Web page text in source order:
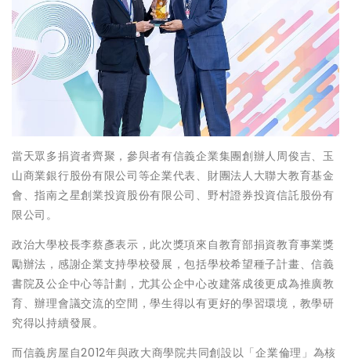
當天眾多捐資者齊聚，參與者有信義企業集團創辦人周俊吉、玉
山商業銀行股份有限公司等企業代表、財團法人大聯大教育基金
會、指南之星創業投資股份有限公司、野村證券投資信託股份有
限公司。
政治大學校長李蔡彥表示，此次獎項來自教育部捐資教育事業獎
勵辦法，感謝企業支持學校發展，包括學校希望種子計畫、信義
書院及公企中心等計劃，尤其公企中心改建落成後更成為推廣教
育、辦理會議交流的空間，學生得以有更好的學習環境，教學研
究得以持續發展。
而信義房屋自2012年與政大商學院共同創設以「企業倫理」為核